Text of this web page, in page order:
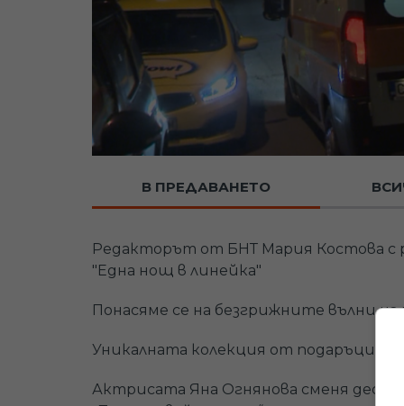
В ПРЕДАВАНЕТО
Редакторът от БНТ Мария Костова с
"Една нощ в линейка"
Понасяме се на безгрижните вълни
Уникалната колекция от подаръци на
Актрисата Яна Огнянова сменя